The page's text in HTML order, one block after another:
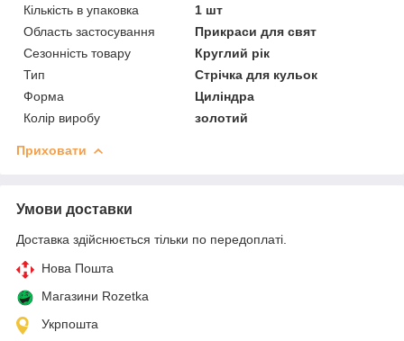
Кількість в упаковка
1 шт
Область застосування
Прикраси для свят
Сезонність товару
Круглий рік
Тип
Стрічка для кульок
Форма
Циліндра
Колір виробу
золотий
Приховати
Умови доставки
Доставка здійснюється тільки по передоплаті.
Нова Пошта
Магазини Rozetka
Укрпошта